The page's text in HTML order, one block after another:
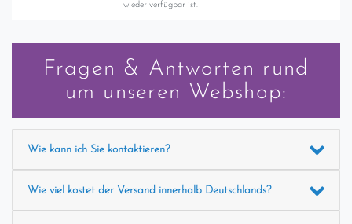
wieder verfügbar ist.
Fragen & Antworten rund
um unseren Webshop:
Wie kann ich Sie kontaktieren?
Wie viel kostet der Versand innerhalb Deutschlands?